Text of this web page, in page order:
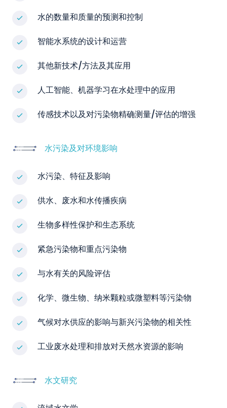
水的数量和质量的预测和控制
智能水系统的设计和运营
其他新技术/方法及其应用
人工智能、机器学习在水处理中的应用
传感技术以及对污染物精确测量/评估的增强
水污染及对环境影响
水污染、特征及影响
供水、废水和水传播疾病
生物多样性保护和生态系统
紧急污染物和重点污染物
与水有关的风险评估
化学、微生物、纳米颗粒或微塑料等污染物
气候对水供应的影响与新兴污染物的相关性
工业废水处理和排放对天然水资源的影响
水文研究